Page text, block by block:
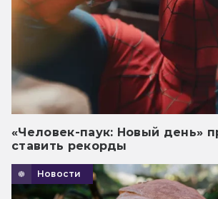
«Человек-паук: Новый день»
ставить рекорды
Новости